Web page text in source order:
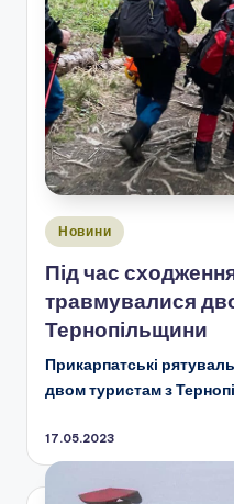
Опубліковано
Новини
Під час
травмувалися
Тернопільщини
Прикарпатські
двом туристам з
17.05.2023